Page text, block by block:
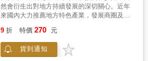
的長官、我的同事、我的學生們，以及五南圖
書公司編輯小組們，由於她們的鼓勵、支持、
協助及加油，才使我在無數個嚴冬深夜中，戮
力完成撰寫。希望本書對廣大的青年學子及年
輕白領上班族讀者朋友們，能帶給您們行銷工
作上的有用參考及價值。最後，願以我生平最
是一本內容簡明、案例豐富，適用於職場與生
活的實用書。＊超人氣部落客工頭堅、名主持
人何篤霖、名主持人吳淡如、活動王子呂如
中、名主持人李大華、台灣知識庫行銷總監洪
高文音《華爾街美語》、營運總監梁懿?知名形
象顧問陳麗卿、聯廣創意群總監黃守全、名主
然會衍生出對地方持續發展的深切關心。近年
來國內大力推薦地方特色產業，發展商圈及是
量。值此中衛中心創建二十周年之際，特地建
構地方經濟的商圈發展和地方特色產業的實際
案例、推動作法和運用理論，加以彙整整理，
9 折 特價 270 元
貨到通知